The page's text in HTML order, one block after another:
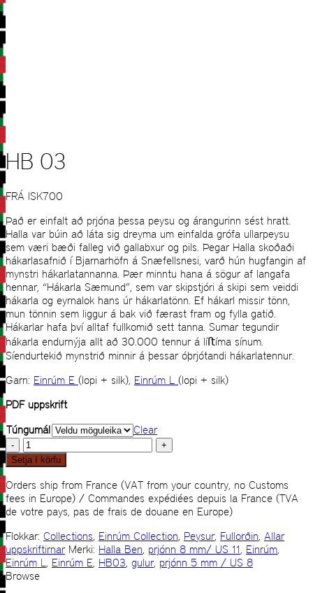
HB 03
FRÁ ISK700
Það er einfalt að prjóna þessa peysu og árangurinn sést hratt.
Halla var búin að láta sig dreyma um einfalda grófa ullarpeysu
sem væri bæði falleg við gallabxur og pils. Þegar Halla skoðaði
hákarlasafnið í Bjarnarhöfn á Snæfellsnesi, varð hún hugfangin af
mynstri hákarlatannanna. Þær minntu hana á sögur af langafa
hennar, “Hákarla Sæmund”, sem var skipstjóri á skipi sem veiddi
hákarla og eyrnalok hans úr hákarlatönn. Ef hákarl missir tönn,
mun tönnin sem liggur á bak við færast fram og fylla gatið.
Hákarlar hafa því alltaf fullkomið sett tanna. Sumar tegundir
hákarla endurnýja allt að 30.000 tennur á líﬅíma sínum.
Síendurtekið mynstrið minnir á þessar óþrjótandi hákarlatennur.
Garn: Einrúm E (lopi + silk), Einrúm L (lopi + silk)
PDF uppskrift
Túngumál
Clear
HB
03
quantity
Setja í körfu
Orders ship from France (VAT from your country, no Customs
fees in Europe) / Commandes expédiées depuis la France (TVA
de votre pays, pas de frais de douane en Europe)
Flokkar: Collections, Einrúm Collection, Peysur, Fullorðin, Allar
uppskriftirnar Merki: Halla Ben, prjónn 8 mm/ US 11, Einrúm,
Einrúm L, Einrúm E, HB03, gulur, prjónn 5 mm / US 8
Browse